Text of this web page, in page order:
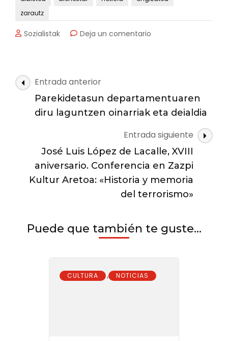
zarautz
Sozialistak Deja un comentario
solicitar
las
ayudas
Departamento
de
Igualdad
Navegación
de
Entrada anterior
Parekidetasun departamentuaren
diru laguntzen oinarriak eta deialdia
Entrada siguiente
José Luis López de Lacalle, XVIII
aniversario. Conferencia en Zazpi
Kultur Aretoa: «Historia y memoria
del terrorismo»
Puede que también te guste...
CULTURA , NOTICIAS